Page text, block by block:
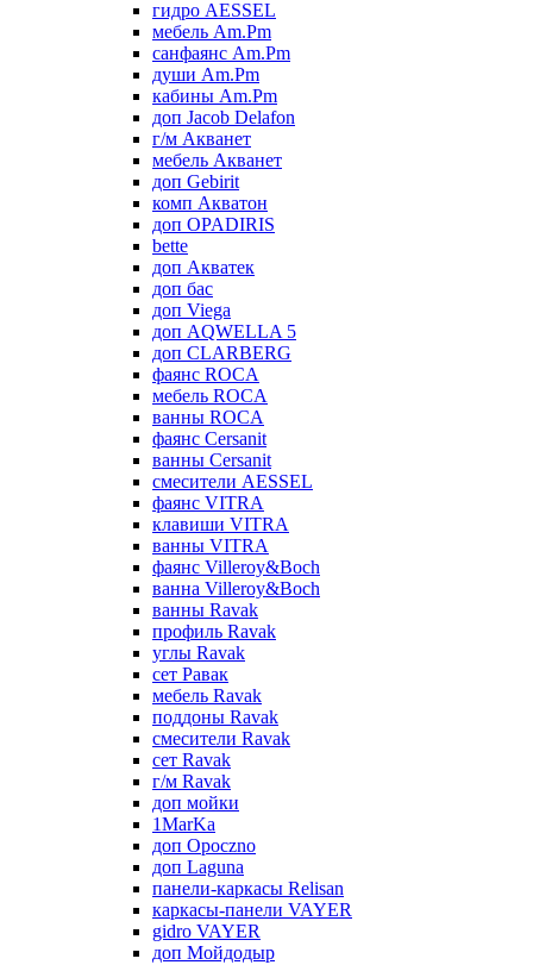
гидро AESSEL
мебель Am.Pm
санфаянс Am.Pm
души Am.Pm
кабины Am.Pm
доп Jacob Delafon
г/м Акванет
мебель Акванет
доп Gebirit
комп Акватон
доп OPADIRIS
bette
доп Акватек
доп бас
доп Viega
доп AQWELLA 5
доп CLARBERG
фаянс ROCA
мебель ROCA
ванны ROCA
фаянс Cersanit
ванны Cersanit
смесители AESSEL
фаянс VITRA
клавиши VITRA
ванны VITRA
фаянс Villeroy&Boch
ванна Villeroy&Boch
ванны Ravak
профиль Ravak
углы Ravak
сет Равак
мебель Ravak
поддоны Ravak
смесители Ravak
сет Ravak
г/м Ravak
доп мойки
1MarKa
доп Opoczno
доп Laguna
панели-каркасы Relisan
каркасы-панели VAYER
gidro VAYER
доп Мойдодыр